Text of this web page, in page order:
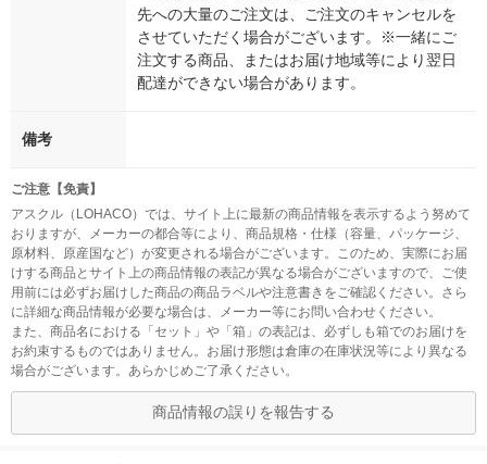
先への大量のご注文は、ご注文のキャンセルを
させていただく場合がございます。※一緒にご
注文する商品、またはお届け地域等により翌日
配達ができない場合があります。
備考
ご注意【免責】
アスクル（LOHACO）では、サイト上に最新の商品情報を表示するよう努めて
おりますが、メーカーの都合等により、商品規格・仕様（容量、パッケージ、
原材料、原産国など）が変更される場合がございます。このため、実際にお届
けする商品とサイト上の商品情報の表記が異なる場合がございますので、ご使
用前には必ずお届けした商品の商品ラベルや注意書きをご確認ください。さら
に詳細な商品情報が必要な場合は、メーカー等にお問い合わせください。
また、商品名における「セット」や「箱」の表記は、必ずしも箱でのお届けを
お約束するものではありません。お届け形態は倉庫の在庫状況等により異なる
場合がございます。あらかじめご了承ください。
商品情報の誤りを報告する